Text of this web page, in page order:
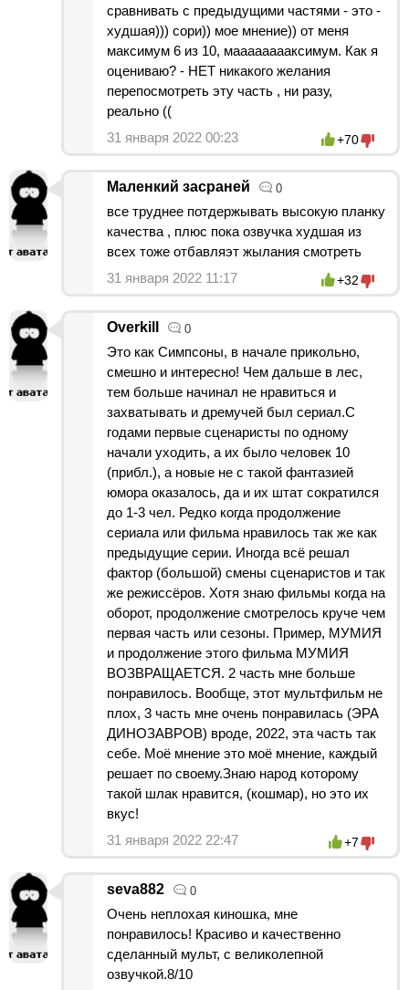
сравнивать с предыдущими частями - это -
худшая))) сори)) мое мнение)) от меня
максимум 6 из 10, мааааааааксимум. Как я
оцениваю? - НЕТ никакого желания
перепосмотреть эту часть , ни разу,
реально ((
31 января 2022 00:23
+70
Маленкий засраней 0
все труднее потдержывать высокую планку
качества , плюс пока озвучка худшая из
всех тоже отбавляэт жылания смотреть
31 января 2022 11:17
+32
Overkill 0
Это как Симпсоны, в начале прикольно,
смешно и интересно! Чем дальше в лес,
тем больше начинал не нравиться и
захватывать и дремучей был сериал.С
годами первые сценаристы по одному
начали уходить, а их было человек 10
(прибл.), а новые не с такой фантазией
юмора оказалось, да и их штат сократился
до 1-3 чел. Редко когда продолжение
сериала или фильма нравилось так же как
предыдущие серии. Иногда всё решал
фактор (большой) смены сценаристов и так
же режиссёров. Хотя знаю фильмы когда на
оборот, продолжение смотрелось круче чем
первая часть или сезоны. Пример, МУМИЯ
и продолжение этого фильма МУМИЯ
ВОЗВРАЩАЕТСЯ. 2 часть мне больше
понравилось. Вообще, этот мультфильм не
плох, 3 часть мне очень понравилась (ЭРА
ДИНОЗАВРОВ) вроде, 2022, эта часть так
себе. Моё мнение это моё мнение, каждый
решает по своему.Знаю народ которому
такой шлак нравится, (кошмар), но это их
вкус!
31 января 2022 22:47
+7
seva882 0
Очень неплохая киношка, мне
понравилось! Красиво и качественно
сделанный мульт, с великолепной
озвучкой.8/10